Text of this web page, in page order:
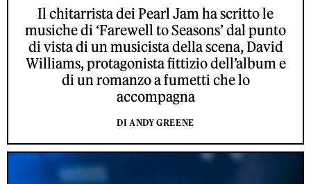
Il chitarrista dei Pearl Jam ha scritto le
musiche di ‘Farewell to Seasons’ dal punto
di vista di un musicista della scena, David
Williams, protagonista fittizio dell’album e
di un romanzo a fumetti che lo
accompagna
DI ANDY GREENE